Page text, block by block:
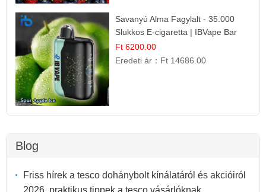
Savanyú Alma Fagylalt - 35.000
Slukkos E-cigaretta | IBVape Bar
Ft 6200.00
Eredeti ár： Ft 14686.00
Blog
Friss hírek a tesco dohánybolt kínálatáról és akcióiról
2026, praktikus tippek a tesco vásárlóknak